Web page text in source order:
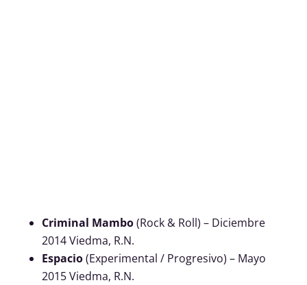
Criminal Mambo(Rock & Roll) – Diciembre
2014 Viedma, R.N.
Espacio(Experimental / Progresivo) – Mayo
2015 Viedma, R.N.